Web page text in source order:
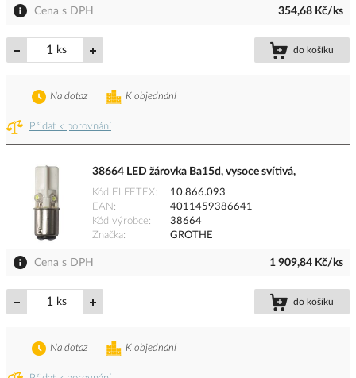
Cena s DPH 354,68 Kč/ks
ks do košíku
Přidat k porovnání
K objednání
Na dotaz
38664 LED žárovka Ba15d, vysoce svítivá,
Kód ELFETEX
10.866.093
EAN
4011459386641
Kód výrobce
38664
Značka
GROTHE
Cena s DPH 1 909,84 Kč/ks
ks do košíku
K objednání
Na dotaz